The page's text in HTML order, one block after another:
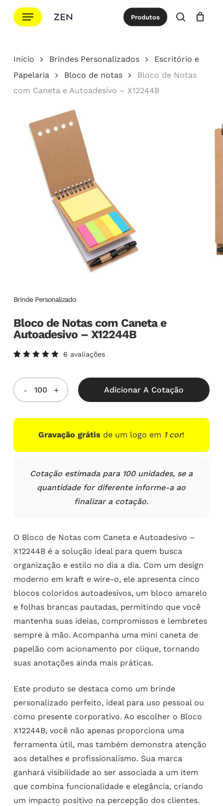
para
principal
Menu Produtos
procurar
Cotação Close
Início Brindes Personalizados
Escritório e
Papelaria
Bloco de notas
Bloco de Notas
com Caneta e Autoadesivo – X12244B
Brinde Personalizado
Bloco de Notas com Caneta e
Autoadesivo – X12244B
5.00de
5, com
baseado
em
clientes
6 avaliações
Adicionar A Cotação
Gravação grátis de um logo em 1 cor!
Cotação estimada para 100 unidades, se a
quantidade for diferente informe-a ao
finalizar a cotação.
O Bloco de Notas com Caneta e Autoadesivo –
X12244B é a solução ideal para quem busca
organização e estilo no dia a dia. Com um design
moderno em kraft e wire-o, ele apresenta cinco
blocos coloridos autoadesivos, um bloco amarelo
e folhas brancas pautadas, permitindo que você
mantenha suas ideias, compromissos e lembretes
sempre à mão. Acompanha uma mini caneta de
papelão com acionamento por clique, tornando
suas anotações ainda mais práticas.
Este produto se destaca como um brinde
personalizado perfeito, ideal para uso pessoal ou
como presente corporativo. Ao escolher o Bloco
X12244B, você não apenas proporciona uma
ferramenta útil, mas também demonstra atenção
aos detalhes e profissionalismo. Sua marca
ganhará visibilidade ao ser associada a um item
que combina funcionalidade e elegância, criando
um impacto positivo na percepção dos clientes.